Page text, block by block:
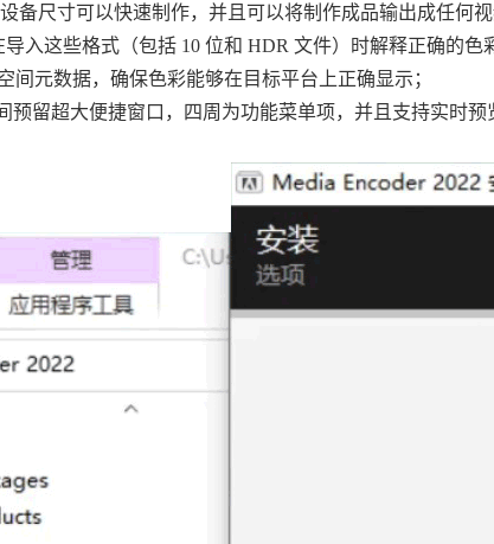
备尺寸可以快速制作，并且可以将制作成品输出成任何视
入这些格式（包括 10 位和 HDR 文件）时解释正确的色
间元数据，确保色彩能够在目标平台上正确显示；
预留超大便捷窗口，四周为功能菜单项，并且支持实时预